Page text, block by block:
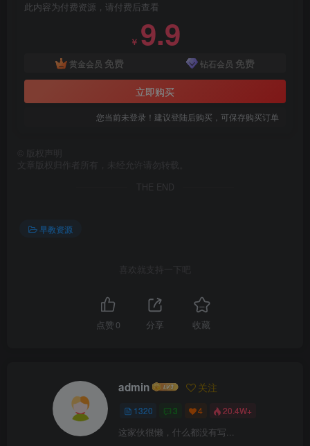
此内容为付费资源，请付费后查看
￥ 9.9
黄金会员 免费 钻石会员 免费
立即购买
您当前未登录！建议登陆后购买，可保存购买订单
版权声明
文章版权归作者所有，未经允许请勿转载。
THE END
早教资源
喜欢就支持一下吧
点赞 0 分享 收藏
admin 关注
1320 3 4 20.4W+
这家伙很懒，什么都没有写...